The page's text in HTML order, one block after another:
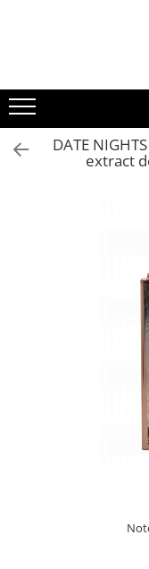
Al Absar
Parfum
Clone
Parfum Barbati
DATE
extract